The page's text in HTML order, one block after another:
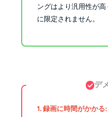
ングはより汎用性が
に限定されません。
デ
1. 録画に時間がかかる: